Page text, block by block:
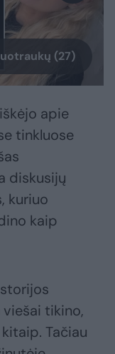
(27)
apie
tinkluose
diskusijų
kuriuo
kaip
tikino,
Tačiau